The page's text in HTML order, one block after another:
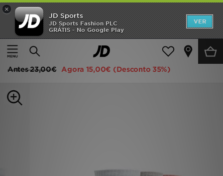
×
JD Sports
JD Sports Fashion PLC
GRÁTIS - No Google Play
VER
Página principal
Mulher Acessórios de Mulher meias
adidas Originals Pack de 6 Meias Trefoil Cushion Crew
Antes23,00€ Agora 15,00€ (Desconto 35%)
INÍCIO
Promoções
MULHER